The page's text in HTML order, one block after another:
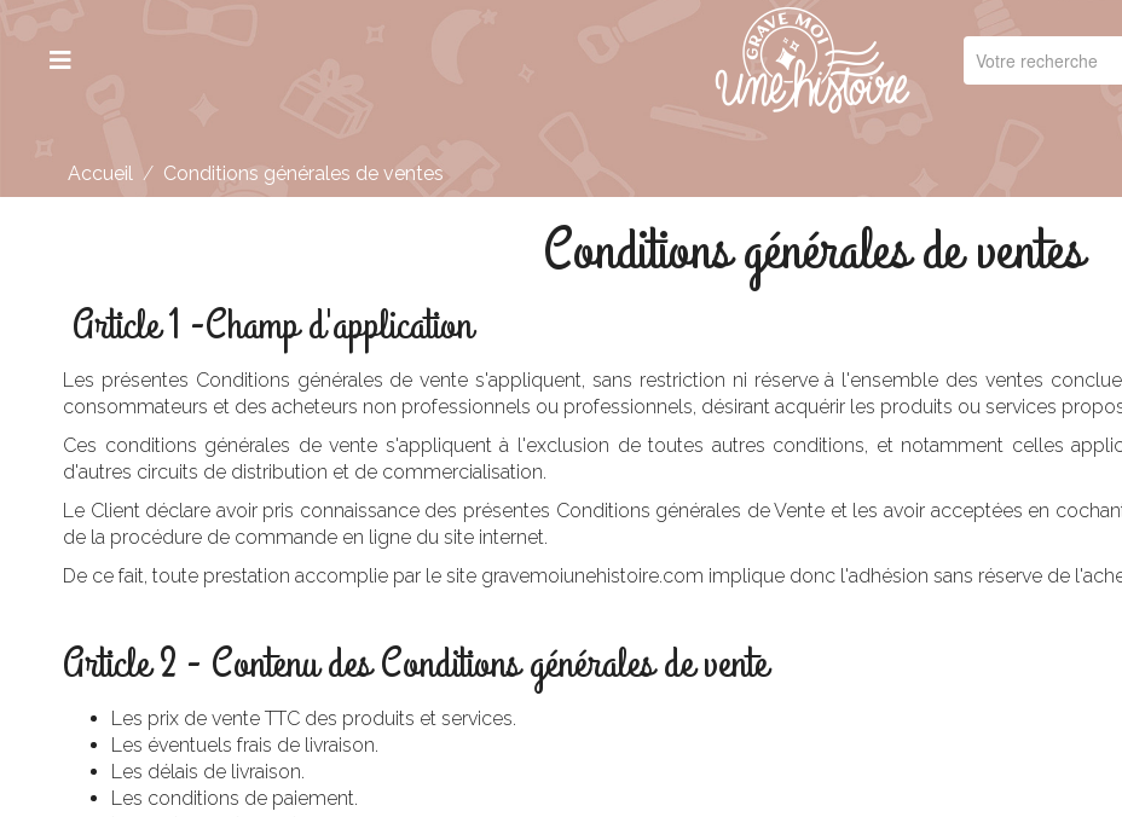
Accueil / Conditions générales de ventes
Conditions générales de ventes
Article 1 -Champ d'application
Les présentes Conditions générales de vente s'appliquent, sans restriction ni réserve à l'ensemble des ventes
consommateurs et des acheteurs non professionnels ou professionnels, désirant acquérir les produits ou services
Ces conditions générales de vente s'appliquent à l'exclusion de toutes autres conditions, et notamment celles
d'autres circuits de distribution et de commercialisation.
Le Client déclare avoir pris connaissance des présentes Conditions générales de Vente et les avoir acceptées en
de la procédure de commande en ligne du site internet.
De ce fait, toute prestation accomplie par le site gravemoiunehistoire.com implique donc l'adhésion sans réserve de
Article 2 - Contenu des Conditions générales de vente
Les prix de vente TTC des produits et services.
Les éventuels frais de livraison.
Les délais de livraison.
Les conditions de paiement.